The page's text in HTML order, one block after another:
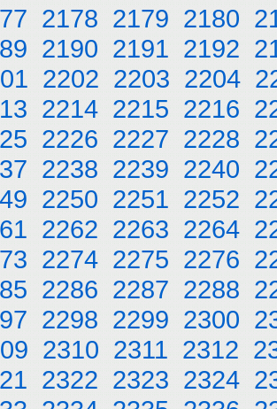
2178 2179 2180
2190 2191 2192
2202 2203 2204
2214 2215 2216
2226 2227 2228
2238 2239 2240
2250 2251 2252
2262 2263 2264
2274 2275 2276
2286 2287 2288
2298 2299 2300
2310 2311 2312
2322 2323 2324